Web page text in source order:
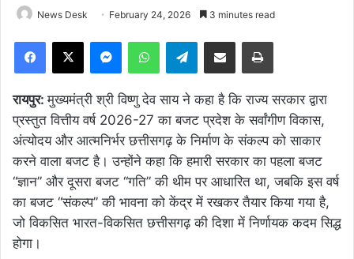
News Desk February 24, 2026 3 minutes read
Facebook
X MessengerWhatsAppTelegramShare via Email Print
रायपुर:मुख्यमंत्री श्री विष्णु देव साय ने कहा है कि राज्य सरकार द्वारा
प्रस्तुत वित्तीय वर्ष 2026-27 का बजट प्रदेश के सर्वांगीण विकास,
अंत्योदय और आत्मनिर्भर छत्तीसगढ़ के निर्माण के संकल्प को साकार
करने वाला बजट है। उन्होंने कहा कि हमारी सरकार का पहला बजट
“ज्ञान” और दूसरा बजट “गति” की थीम पर आधारित था, जबकि इस वर्ष
का बजट “संकल्प” की भावना को केंद्र में रखकर तैयार किया गया है,
जो विकसित भारत-विकसित छत्तीसगढ़ की दिशा में निर्णायक कदम सिद्ध
होगा।